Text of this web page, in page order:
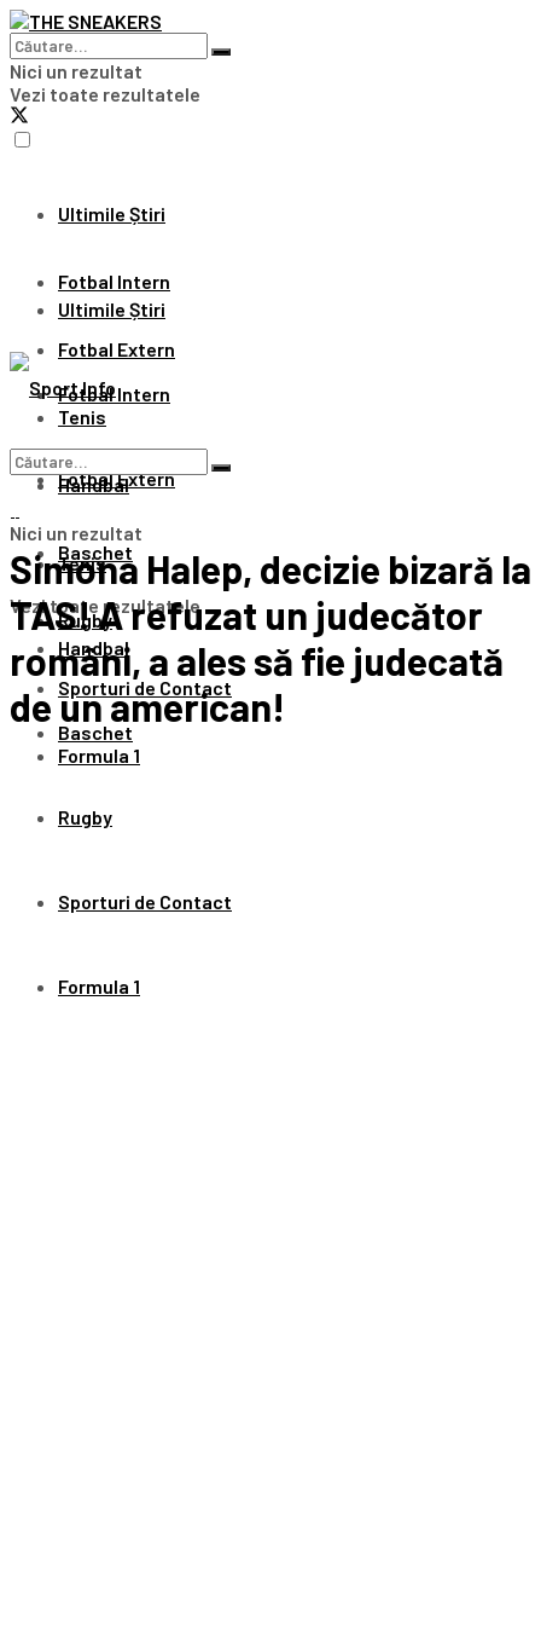
Nici un rezultat
Vezi toate rezultatele
Ultimile Știri
Fotbal Intern
Fotbal Extern
Tenis
Handbal
Baschet
Rugby
Sporturi de Contact
Formula 1
Ultimile Știri
Fotbal Intern
Fotbal Extern
Tenis
Handbal
Baschet
Rugby
Sporturi de Contact
Formula 1
Nici un rezultat
Vezi toate rezultatele
Simona Halep, decizie bizară la
TAS! A refuzat un judecător
români, a ales să fie judecată
de un american!